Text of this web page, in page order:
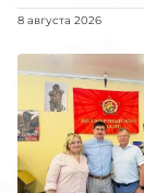
8 августа 2026